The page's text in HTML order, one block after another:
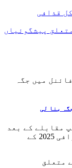
قذافی
پیشگوئیاں
بنا لی
مقابلے کے بعد
آسٹریلیا کو شکست دے کر چیمپئنز ٹرافی 2025 کے